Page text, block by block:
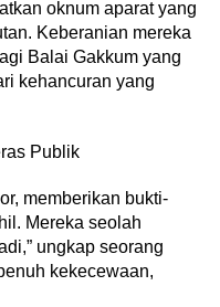
oknum aparat yang
Keberanian mereka
Balai Gakkum yang
kehancuran yang
Publik
memberikan bukti-
Mereka seolah
ungkap seorang
kekecewaan,